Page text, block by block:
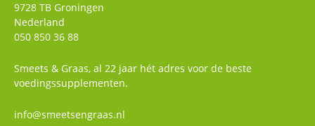
9728 TB Groningen
Nederland
050 850 36 88
Smeets & Graas, al 22 jaar hét adres voor de beste
voedingssupplementen.
info@smeetsengraas.nl